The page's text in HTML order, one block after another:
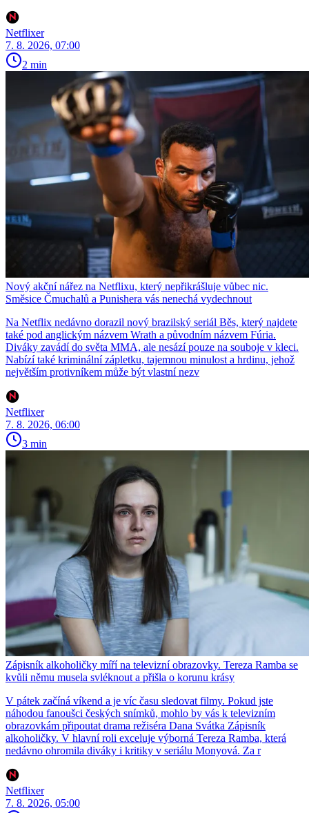
Netflixer
7. 8. 2026, 07:00
2 min
Nový akční nářez na Netflixu, který nepřikrášluje vůbec nic.
Směsice Čmuchalů a Punishera vás nenechá vydechnout
Na Netflix nedávno dorazil nový brazilský seriál Běs, který najdete
také pod anglickým názvem Wrath a původním názvem Fúria.
Diváky zavádí do světa MMA, ale nesází pouze na souboje v kleci.
Nabízí také kriminální zápletku, tajemnou minulost a hrdinu, jehož
největším protivníkem může být vlastní nezv
Netflixer
7. 8. 2026, 06:00
3 min
Zápisník alkoholičky míří na televizní obrazovky. Tereza Ramba se
kvůli němu musela svléknout a přišla o korunu krásy
V pátek začíná víkend a je víc času sledovat filmy. Pokud jste
náhodou fanoušci českých snímků, mohlo by vás k televizním
obrazovkám připoutat drama režiséra Dana Svátka Zápisník
alkoholičky. V hlavní roli exceluje výborná Tereza Ramba, která
nedávno ohromila diváky i kritiky v seriálu Monyová. Za r
Netflixer
7. 8. 2026, 05:00